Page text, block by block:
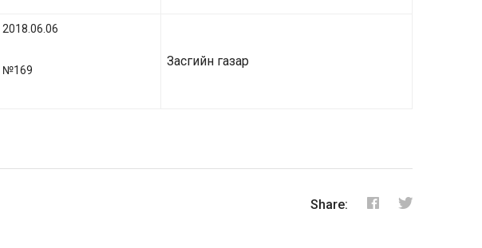
2018.06.06
№169
Засгийн газар
Share: